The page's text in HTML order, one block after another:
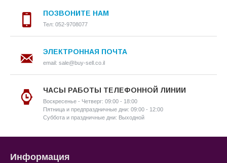
ПОЗВОНИТЕ НАМ
Тел: 052-9708077
ЭЛЕКТРОННАЯ ПОЧТА
email: sale@buy-sell.co.il
ЧАСЫ РАБОТЫ ТЕЛЕФОННОЙ ЛИНИИ
Воскресенье - Четверг: 09:00 - 18:00
Пятница и предпраздничные дни: 09:00 - 12:00
Суббота и праздничные дни: Выходной
Информация